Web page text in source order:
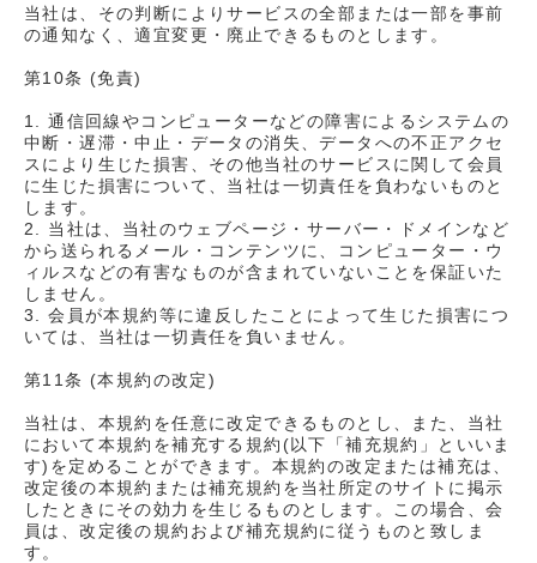
当社は、その判断によりサービスの全部または一部を事前
の通知なく、適宜変更・廃止できるものとします。
第10条 (免責)
1. 通信回線やコンピューターなどの障害によるシステムの
中断・遅滞・中止・データの消失、データへの不正アクセ
スにより生じた損害、その他当社のサービスに関して会員
に生じた損害について、当社は一切責任を負わないものと
します。
2. 当社は、当社のウェブページ・サーバー・ドメインなど
から送られるメール・コンテンツに、コンピューター・ウ
ィルスなどの有害なものが含まれていないことを保証いた
しません。
3. 会員が本規約等に違反したことによって生じた損害につ
いては、当社は一切責任を負いません。
第11条 (本規約の改定)
当社は、本規約を任意に改定できるものとし、また、当社
において本規約を補充する規約(以下「補充規約」といいま
す)を定めることができます。本規約の改定または補充は、
改定後の本規約または補充規約を当社所定のサイトに掲示
したときにその効力を生じるものとします。この場合、会
員は、改定後の規約および補充規約に従うものと致しま
す。